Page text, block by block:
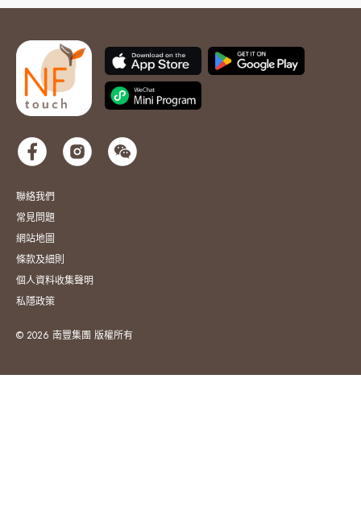
聯絡我們
常見問題
網站地圖
條款及細則
個人資料收集聲明
私隱政策
© 2026 南豐集團 版權所有